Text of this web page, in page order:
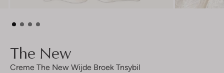
The New
Creme The New Wijde Broek Tnsybil